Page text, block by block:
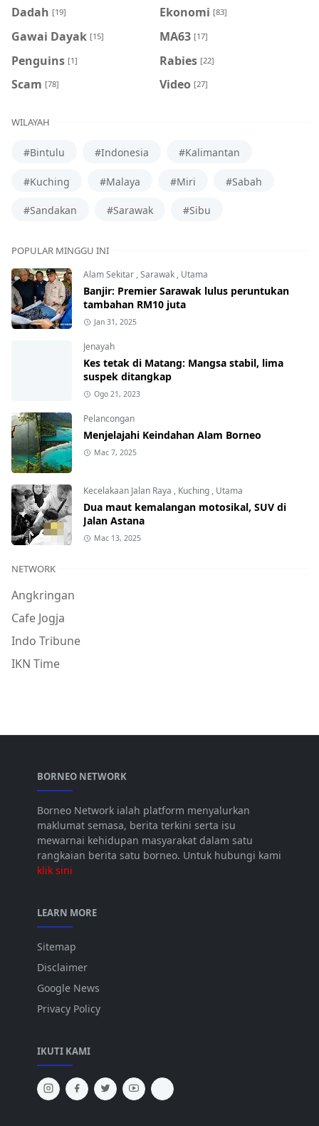
Dadah [19] Ekonomi [83]
Gawai Dayak [15] MA63 [17]
Penguins [1] Rabies [22]
Scam [78] Video [27]
WILAYAH
#Bintulu #Indonesia #Kalimantan
#Kuching #Malaya #Miri #Sabah
#Sandakan #Sarawak #Sibu
POPULAR MINGGU INI
Alam Sekitar ,Sarawak , Utama
Banjir: Premier Sarawak lulus peruntukan
tambahan RM10 juta
Jan 31, 2025
Jenayah
Kes tetak di Matang: Mangsa stabil, lima
suspek ditangkap
Ogo 21, 2023
Pelancongan
Menjelajahi Keindahan Alam Borneo
Mac 7, 2025
Kecelakaan Jalan Raya , Kuching , Utama
Dua maut kemalangan motosikal, SUV di
Jalan Astana
Mac 13, 2025
NETWORK
Angkringan
Cafe Jogja
Indo Tribune
IKN Time
BORNEO NETWORK
Borneo Network ialah platform menyalurkan
maklumat semasa, berita terkini serta isu
mewarnai kehidupan masyarakat dalam satu
rangkaian berita satu borneo. Untuk hubungi kami
klik sini
LEARN MORE
Sitemap
Disclaimer
Google News
Privacy Policy
IKUTI KAMI